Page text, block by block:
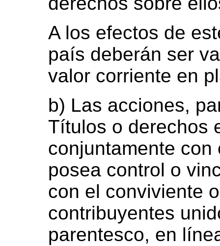
A los efectos de
país deberán ser
valor corriente en
b) Las acciones,
Títulos o derechos
conjuntamente
posea control o
con el conviviente
contribuyentes
parentesco, en